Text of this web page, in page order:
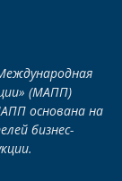
(МАПП)
основана на
бизнес-